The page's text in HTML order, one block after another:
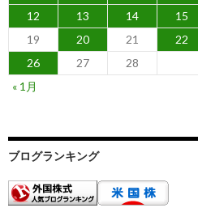
12
13 14 15
19
20 21 22
26
27
28
« 1月
ブログランキング